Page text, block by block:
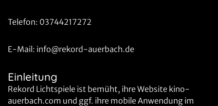
Telefon: 03744217272
E-Mail: info@rekord-auerbach.de
Einleitung
Rekord Lichtspiele ist bemüht, ihre Website kino-
auerbach.com und ggf. ihre mobile Anwendung im